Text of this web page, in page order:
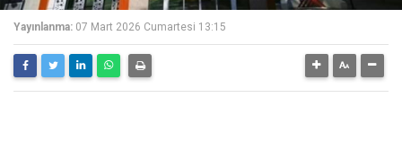
Yayınlanma: 07 Mart 2026 Cumartesi 13:15